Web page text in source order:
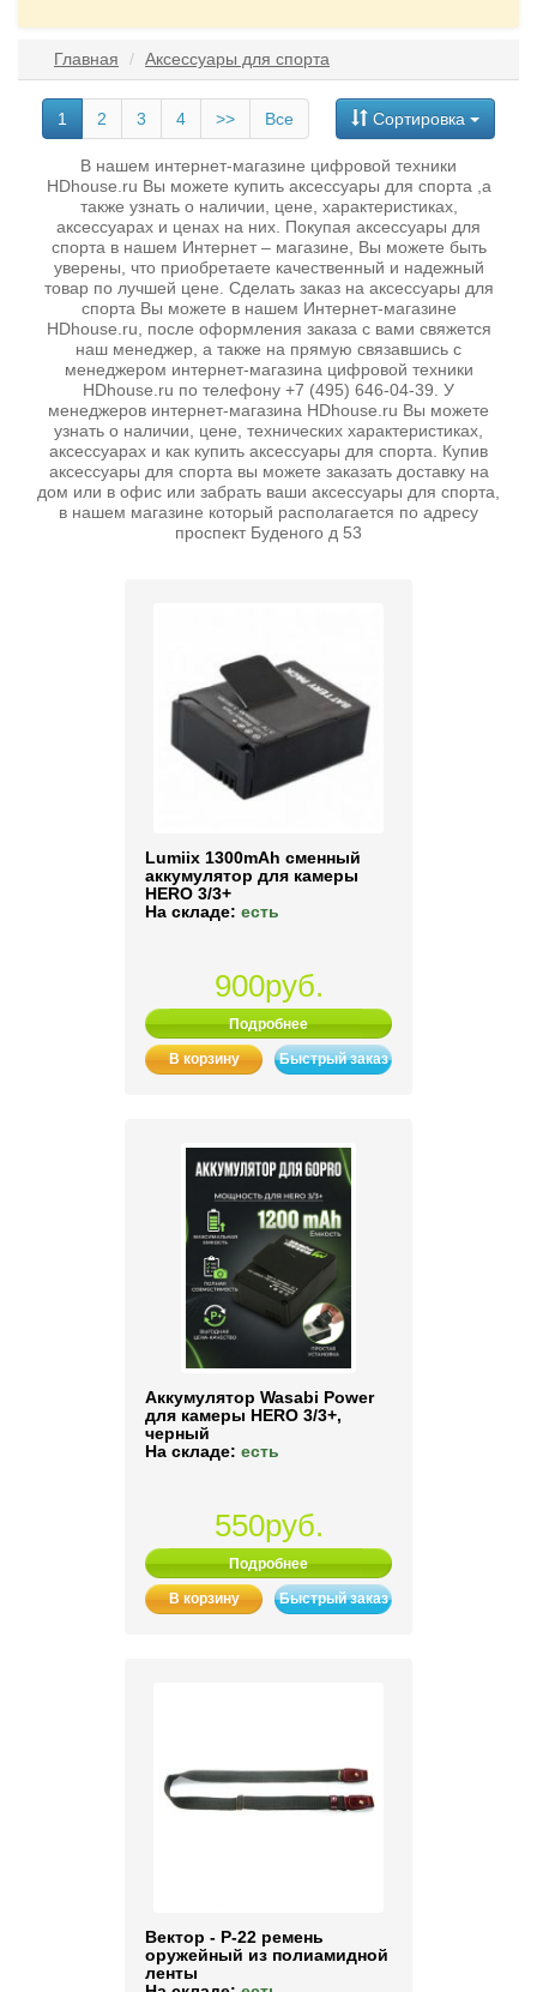
Главная Аксессуары для спорта
1 2 3 4 >> Все Сортировка
В нашем интернет-магазине цифровой техники
HDhouse.ru Вы можете купить аксессуары для спорта ,а
также узнать о наличии, цене, характеристиках,
аксессуарах и ценах на них. Покупая аксессуары для
спорта в нашем Интернет – магазине, Вы можете быть
уверены, что приобретаете качественный и надежный
товар по лучшей цене. Сделать заказ на аксессуары для
спорта Вы можете в нашем Интернет-магазине
HDhouse.ru, после оформления заказа с вами свяжется
наш менеджер, а также на прямую связавшись с
менеджером интернет-магазина цифровой техники
HDhouse.ru по телефону +7 (495) 646-04-39. У
менеджеров интернет-магазина HDhouse.ru Вы можете
узнать о наличии, цене, технических характеристиках,
аксессуарах и как купить аксессуары для спорта. Купив
аксессуары для спорта вы можете заказать доставку на
дом или в офис или забрать ваши аксессуары для спорта,
в нашем магазине который располагается по адресу
проспект Буденого д 53
Lumiix 1300mAh cменный
аккумулятор для камеры
HERO 3/3+
На складе: есть
900руб.
Подробнее
В корзину Быстрый заказ
Аккумулятор Wasabi Power
для камеры HERO 3/3+,
черный
На складе: есть
550руб.
Подробнее
В корзину Быстрый заказ
Вектор - Р-22 ремень
оружейный из полиамидной
ленты